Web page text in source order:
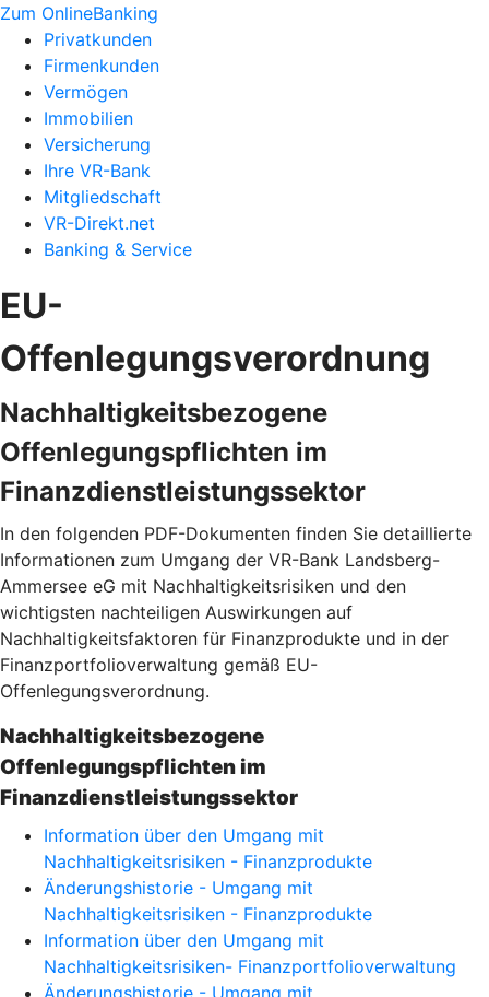
Zum OnlineBanking
Privatkunden
Firmenkunden
Vermögen
Immobilien
Versicherung
Ihre VR-Bank
Mitgliedschaft
VR-Direkt.net
Banking & Service
EU-
Offenlegungsverordnung
Nachhaltigkeitsbezogene
Offenlegungspflichten im
Finanzdienstleistungssektor
In den folgenden PDF-Dokumenten finden Sie detaillierte
Informationen zum Umgang der VR-Bank Landsberg-
Ammersee eG mit Nachhaltigkeitsrisiken und den
wichtigsten nachteiligen Auswirkungen auf
Nachhaltigkeitsfaktoren für Finanzprodukte und in der
Finanzportfolioverwaltung gemäß EU-
Offenlegungsverordnung.
Nachhaltigkeitsbezogene
Offenlegungspflichten im
Finanzdienstleistungssektor
Information über den Umgang mit
Nachhaltigkeitsrisiken - Finanzprodukte
Änderungshistorie - Umgang mit
Nachhaltigkeitsrisiken - Finanzprodukte
Information über den Umgang mit
Nachhaltigkeitsrisiken- Finanzportfolioverwaltung
Änderungshistorie - Umgang mit